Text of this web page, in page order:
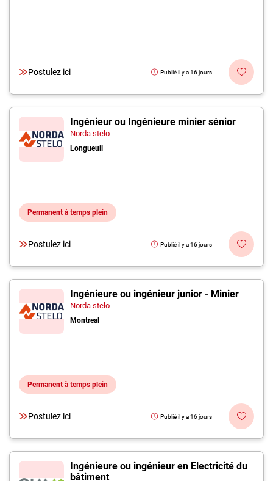
Postulez ici Publié il y a 16 jours
Ingénieur ou Ingénieure minier sénior
Norda stelo
Longueuil
Permanent à temps plein
Postulez ici Publié il y a 16 jours
Ingénieure ou ingénieur junior - Minier
Norda stelo
Montreal
Permanent à temps plein
Postulez ici Publié il y a 16 jours
Ingénieure ou ingénieur en Électricité du
bâtiment